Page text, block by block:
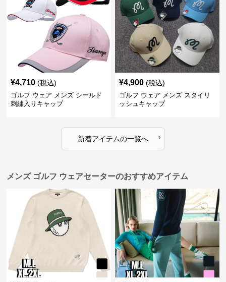
¥4,710 (税込)
ゴルフ ウェア メンズ シールド
刺繍入りキャップ
¥4,900 (税込)
ゴルフ ウェア メンズ スタイリ
ッシュキャップ
新着アイテムの一覧へ ›
メンズ ゴルフ ウェアセーターのおすすめアイテム